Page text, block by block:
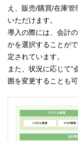
え、販売/購買/在庫管
いただけます。
導入の際には、会計
かを選択することが
定されています。
また、状況に応じて“
囲を変更することも可